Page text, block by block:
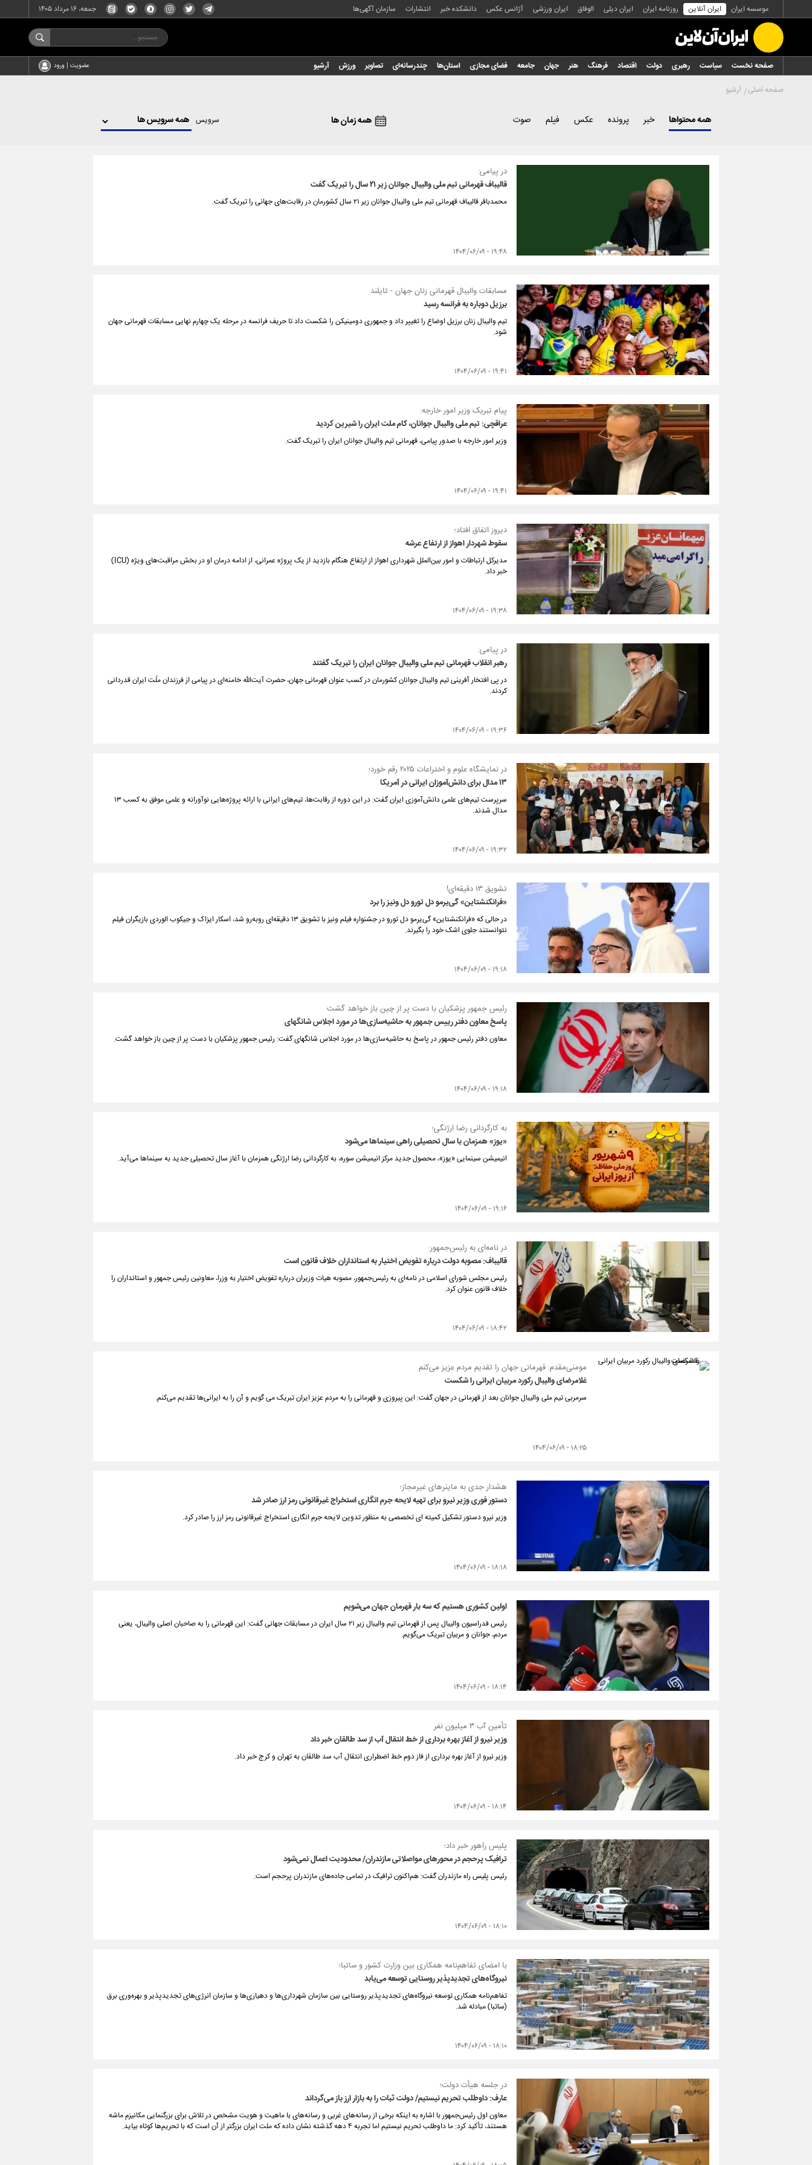
موسسه ایران ایران آنلاین روزنامه ایران ایران دیلی الوفاق ایران ورزشی آژانس عکس دانشکده خبر انتشارات سازمان آگهی‌ها جمعه، ۱۶ مرداد ۱۴۰۵
صفحه نخست سیاست رهبری دولت اقتصاد فرهنگ هنر جهان جامعه فضای مجازی استان‌ها چندرسانه‌ای تصاویر ورزش آرشیو عضویت | ورود
صفحه اصلی آرشیو
همه محتواها خبر پرونده عکس فیلم صوت همه زمان ها سرویس
در پیامی:
قالیباف قهرمانی تیم ملی والیبال جوانان زیر ۲۱ سال را تبریک گفت
محمدباقر قالیباف قهرمانی تیم ملی والیبال جوانان زیر ۲۱ سال کشورمان در رقابت‌های جهانی را تبریک گفت.
۱۹:۴۸ - ۱۴۰۴/۰۶/۰۹
مسابقات والیبال قهرمانی زنان جهان - تایلند
برزیل دوباره به فرانسه رسید
تیم والیبال زنان برزیل اوضاع را تغییر داد و جمهوری دومینیکن را شکست داد تا حریف فرانسه در مرحله یک چهارم نهایی مسابقات قهرمانی جهان
شود.
۱۹:۴۱ - ۱۴۰۴/۰۶/۰۹
پیام تبریک وزیر امور خارجه:
عراقچی: تیم ملی والیبال جوانان، کام ملت ایران را شیرین کردید
وزیر امور خارجه با صدور پیامی، قهرمانی تیم والیبال جوانان ایران را تبریک گفت.
۱۹:۴۱ - ۱۴۰۴/۰۶/۰۹
دیروز اتفاق افتاد؛
سقوط شهردار اهواز از ارتفاع عرشه
مدیرکل ارتباطات و امور بین‌الملل شهرداری اهواز از ارتفاع هنگام بازدید از یک پروژه عمرانی، از ادامه درمان او در بخش مراقبت‌های ویژه (ICU)
خبر داد.
۱۹:۳۸ - ۱۴۰۴/۰۶/۰۹
در پیامی:
رهبر انقلاب قهرمانی تیم ملی والیبال جوانان ایران را تبریک گفتند
در پی افتخار آفرینی تیم والیبال جوانان کشورمان در کسب عنوان قهرمانی جهان، حضرت آیت‌الله خامنه‌ای در پیامی از فرزندان ملّت ایران قدردانی
کردند.
۱۹:۳۶ - ۱۴۰۴/۰۶/۰۹
در نمایشگاه علوم و اختراعات ۲۰۲۵ رقم خورد؛
۱۳ مدال برای دانش‌آموزان ایرانی در آمریکا
سرپرست تیم‌های علمی دانش‌آموزی ایران گفت: در این دوره از رقابت‌ها، تیم‌های ایرانی با ارائه پروژه‌هایی نوآورانه و علمی موفق به کسب ۱۳
مدال شدند.
۱۹:۳۲ - ۱۴۰۴/۰۶/۰۹
تشویق ۱۳ دقیقه‌ای!
«فرانکنشتاین» گی‌یرمو دل تورو دل ونیز را برد
در حالی که «فرانکنشتاین» گی‌یرمو دل تورو در جشنواره فیلم ونیز با تشویق ۱۳ دقیقه‌ای روبه‌رو شد، اسکار ایزاک و جیکوب الوردی بازیگران فیلم
نتوانستند جلوی اشک خود را بگیرند.
۱۹:۱۸ - ۱۴۰۴/۰۶/۰۹
رئیس جمهور پزشکیان با دست پر از چین باز خواهد گشت
پاسخ معاون دفتر رییس جمهور به حاشیه‌سازی‌ها در مورد اجلاس شانگهای
معاون دفتر رئیس جمهور در پاسخ به حاشیه‌سازی‌ها در مورد اجلاس شانگهای گفت: رئیس جمهور پزشکیان با دست پر از چین باز خواهد گشت.
۱۹:۱۸ - ۱۴۰۴/۰۶/۰۹
به کارگردانی رضا ارژنگی؛
«یوز» همزمان با سال تحصیلی راهی سینماها می‌شود
انیمیشن سینمایی «یوز»، محصول جدید مرکز انیمیشن سوره، به کارگردانی رضا ارژنگی همزمان با آغاز سال تحصیلی جدید به سینماها می‌آید.
۱۹:۱۶ - ۱۴۰۴/۰۶/۰۹
در نامه‌ای به رئیس‌جمهور:
قالیباف: مصوبه دولت درباره تفویض اختیار به استانداران خلاف قانون است
رئیس مجلس شورای اسلامی در نامه‌ای به رئیس‌جمهور، مصوبه هیات وزیران درباره تفویض اختیار به وزرا، معاونین رئیس جمهور و استانداران را
خلاف قانون عنوان کرد.
۱۸:۴۲ - ۱۴۰۴/۰۶/۰۹
مومنی‌مقدم: قهرمانی جهان را تقدیم مردم عزیز می‌کنم
غلامرضای والیبال رکورد مربیان ایرانی را شکست
سرمربی تیم ملی والیبال جوانان بعد از قهرمانی در جهان گفت: این پیروزی و قهرمانی را به مردم عزیز ایران تبریک می گویم و آن را به ایرانی‌ها تقدیم می‌کنم.
۱۸:۲۵ - ۱۴۰۴/۰۶/۰۹
هشدار جدی به ماینرهای غیرمجاز؛
دستور فوری وزیر نیرو برای تهیه لایحه جرم انگاری استخراج غیرقانونی رمز ارز صادر شد
وزیر نیرو دستور تشکیل کمیته ای تخصصی به منظور تدوین لایحه جرم انگاری استخراج غیرقانونی رمز ارز را صادر کرد.
۱۸:۱۸ - ۱۴۰۴/۰۶/۰۹
اولین کشوری هستیم که سه بار قهرمان جهان می‌شویم
رئیس فدراسیون والیبال پس از قهرمانی تیم والیبال زیر ۲۱ سال ایران در مسابقات جهانی گفت: این قهرمانی را به صاحبان اصلی والیبال، یعنی
مردم، جوانان و مربیان تبریک می‌گویم.
۱۸:۱۴ - ۱۴۰۴/۰۶/۰۹
تأمین آب ۳ میلیون نفر
وزیر نیرو از آغاز بهره برداری از خط انتقال آب از سد طالقان خبر داد
وزیر نیرو از آغاز بهره برداری از فاز دوم خط اضطراری انتقال آب سد طالقان به تهران و کرج خبر داد.
۱۸:۱۴ - ۱۴۰۴/۰۶/۰۹
پلیس راهور خبر داد؛
ترافیک پرحجم در محورهای مواصلاتی مازندران/ محدودیت‌ اعمال نمی‌شود
رئیس پلیس راه مازندران گفت: هم‌اکنون ترافیک در تمامی جاده‌های مازندران پرحجم است.
۱۸:۱۰ - ۱۴۰۴/۰۶/۰۹
با امضای تفاهم‌نامه همکاری بین وزارت کشور و ساتبا؛
نیروگاه‌های تجدیدپذیر روستایی توسعه می‌یابد
تفاهم‌نامه همکاری توسعه نیروگاه‌های تجدیدپذیر روستایی بین سازمان شهرداری‌ها و دهیاری‌ها و سازمان انرژی‌های تجدیدپذیر و بهره‌وری برق
(ساتبا) مبادله شد.
۱۸:۱۰ - ۱۴۰۴/۰۶/۰۹
در جلسه هیأت دولت؛
عارف: داوطلب تحریم نیستیم/ دولت ثبات را به بازار ارز باز می‌گرداند
معاون اول رئیس‌جمهور با اشاره به اینکه برخی از رسانه‌های غربی و رسانه‌های با ماهیت و هویت مشخص در تلاش برای بزرگنمایی مکانیزم ماشه
هستند، تأکید کرد: ما داوطلب تحریم نیستیم اما تجربه ۴ دهه گذشته نشان داده که ملت ایران بزرگتر از آن است که با تحریم‌ها کوتاه بیاید.